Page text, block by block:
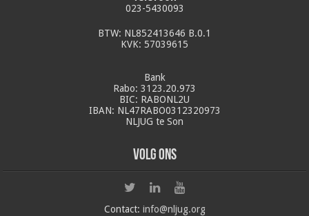
023-5430093
BTW: NL852413646 B.0.1
KVK: 57039615
Bank
Rabo: 3123.20.973
BIC: RABONL2U
IBAN: NL47RABO0312320973
NLJUG te Son
Volg ons
Contact: info@nljug.org